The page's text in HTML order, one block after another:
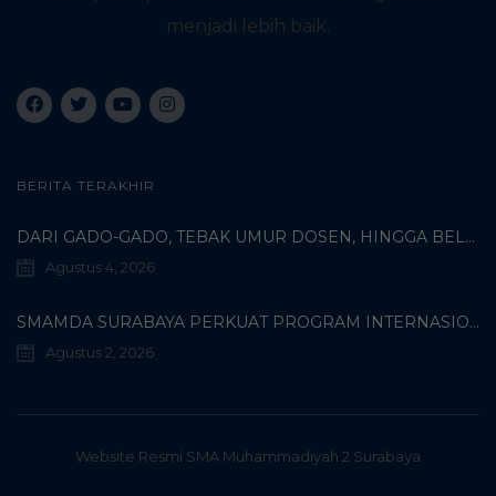
g
a
t
i
o
n
menjadi lebih baik.
BERITA TERAKHIR
DARI GADO-GADO, TEBAK UMUR DOSEN, HINGGA BELI PECI MUHAMMADIYAH: TERUNGKAPNYA KISAH UNIK 3 MAHASISWA TURKI DI SMAMDA!
Agustus 4, 2026
SMAMDA SURABAYA PERKUAT PROGRAM INTERNASIONAL MELALUI KOORDINASI BERSAMA WALI MURID KELAS X
Agustus 2, 2026
Website Resmi SMA Muhammadiyah 2 Surabaya